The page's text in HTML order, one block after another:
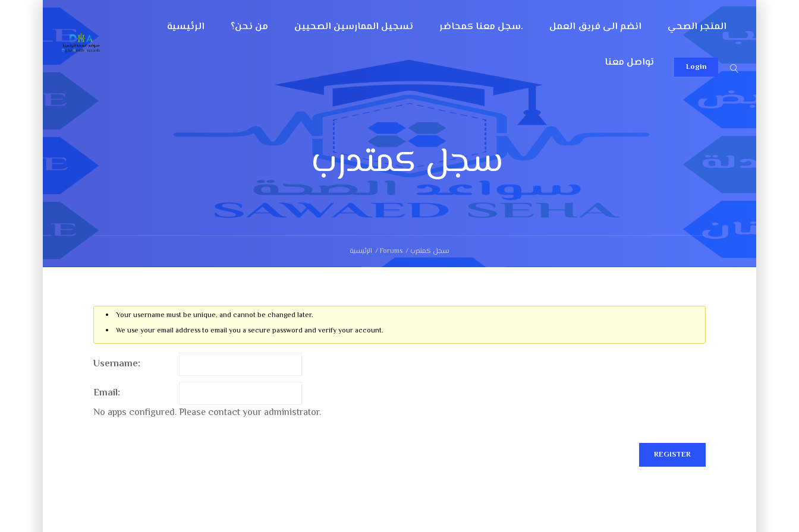
الرئيسية من نحن؟ تسجيل الممارسين الصحيين سجل معنا كمحاضر. انضم الى فريق العمل المتجر الصحي
تواصل معنا Login
سجل كمتدرب
الرئيسية Forums سجل كمتدرب
Your username must be unique, and cannot be changed later.
We use your email address to email you a secure password and verify your account.
Username:
Email:
No apps configured. Please contact your administrator.
REGISTER